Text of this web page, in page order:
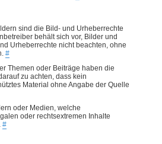
sind die Bild- und Urheberrechte
behält sich vor, Bilder und
Urheberrechte nicht beachten, ohne
#
Themen oder Beiträge haben die
zu achten, dass kein
Material ohne Angabe der Quelle
oder Medien, welche
oder rechtsextremen Inhalte
#